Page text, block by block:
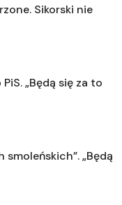
Sikorski nie
„Będą się za to
smoleńskich”. „Będą